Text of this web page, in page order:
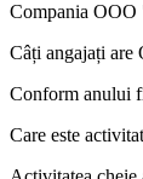
Compania OOO
Câți angajați are
Conform anului
Care este